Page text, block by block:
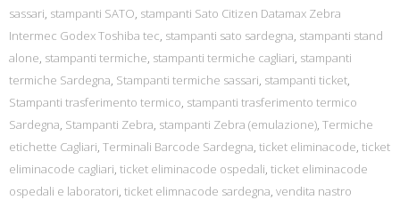
sassari, stampanti SATO, stampanti Sato Citizen Datamax Zebra
Intermec Godex Toshiba tec, stampanti sato sardegna, stampanti stand
alone, stampanti termiche, stampanti termiche cagliari, stampanti
termiche Sardegna, Stampanti termiche sassari, stampanti ticket,
Stampanti trasferimento termico, stampanti trasferimento termico
Sardegna, Stampanti Zebra, stampanti Zebra (emulazione), Termiche
etichette Cagliari, Terminali Barcode Sardegna, ticket eliminacode, ticket
eliminacode cagliari, ticket eliminacode ospedali, ticket eliminacode
ospedali e laboratori, ticket elimnacode sardegna, vendita nastro